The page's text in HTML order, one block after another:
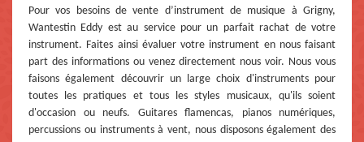
Pour vos besoins de vente d’instrument de musique à Grigny,
Wantestin Eddy est au service pour un parfait rachat de votre
instrument. Faites ainsi évaluer votre instrument en nous faisant
part des informations ou venez directement nous voir. Nous vous
faisons également découvrir un large choix d'instruments pour
toutes les pratiques et tous les styles musicaux, qu'ils soient
d'occasion ou neufs. Guitares flamencas, pianos numériques,
percussions ou instruments à vent, nous disposons également des